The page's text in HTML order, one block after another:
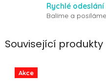
Rychlé odeslání
Balíme a
Související produkty
Akce